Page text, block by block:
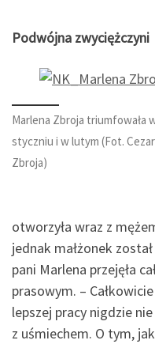
Podwójna zwyciężczyni
Marlena Zbroja triumfowała
styczniu i w lutym (Fot.
Zbroja)
otworzyła wraz z
jednak małżonek
pani Marlena przejęła
prasowym. –
lepszej pracy nigdzie
z uśmiechem. O tym,